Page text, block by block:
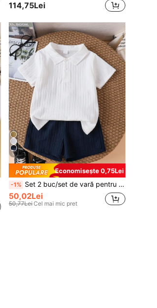
114,75Lei
5
Economisește 0,75Lei
-1% Set 2 buc/set de vară pentru băieți, tricou polo și pantaloni scurți în culori solide, ținută casual pentru vacanță și școală, 4-7 ani
50,02Lei
50,77LeiCel mai mic pret